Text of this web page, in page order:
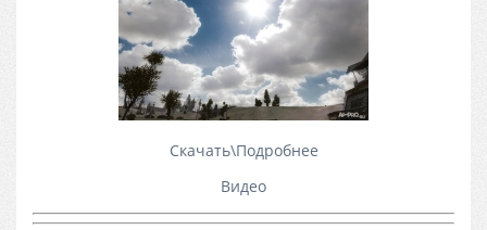
Скачать\Подробнее
Видео